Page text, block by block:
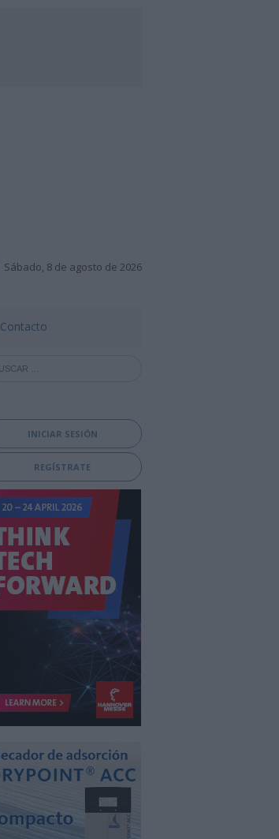
Sábado, 8 de agosto de 2026
Contacto
INICIAR SESIÓN
REGÍSTRATE